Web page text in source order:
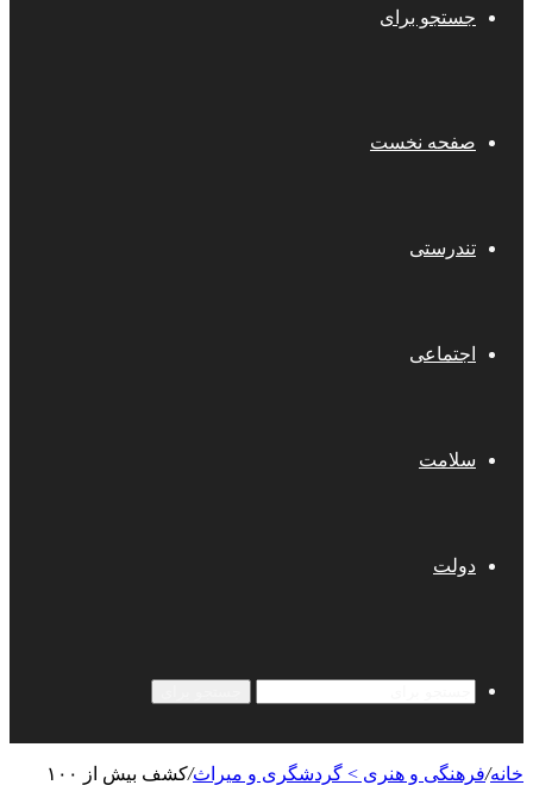
جستجو برای
صفحه نخست
تندرستی
اجتماعی
سلامت
دولت
خانه/فرهنگی و هنری > گردشگری و میراث/
کشف بیش از ۱۰۰